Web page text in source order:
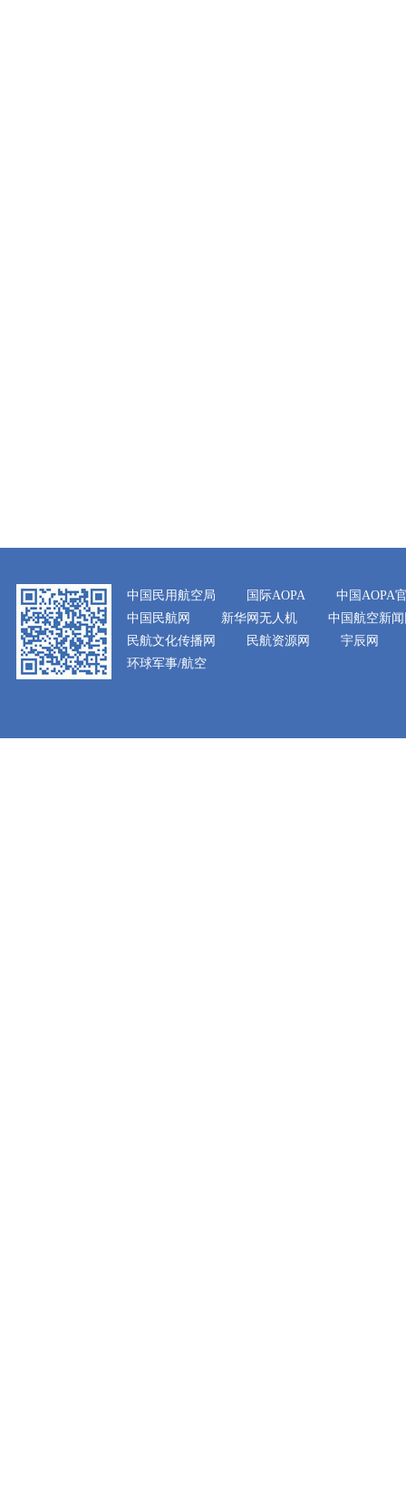
中国民用航空局 国际AOPA
中国AOPA
中国民航网
新华网无人机
中国航空新
民航文化传播网
民航资源网
宇辰网
环球军事/航空